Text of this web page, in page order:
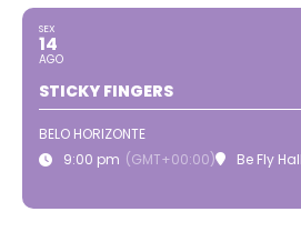
SEX
14
AGO
STICKY FINGERS
BELO HORIZONTE
9:00 pm (GMT+00:00) Be Fly Hall